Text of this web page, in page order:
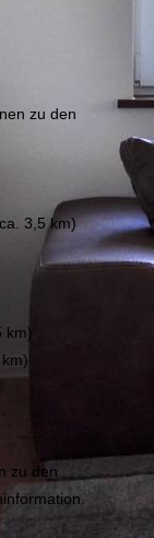
zu den
3,5 km)
km)
zu den